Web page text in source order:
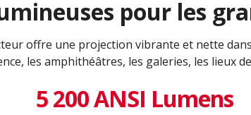
pour les
offre une projection vibrante et nette
les amphithéâtres, les galeries, les lieux
5 200 ANSI Lumens